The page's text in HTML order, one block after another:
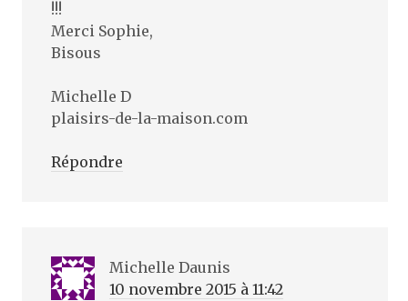
!!!
Merci Sophie,
Bisous
Michelle D
plaisirs-de-la-maison.com
Répondre
Michelle Daunis
10 novembre 2015 à 11:42